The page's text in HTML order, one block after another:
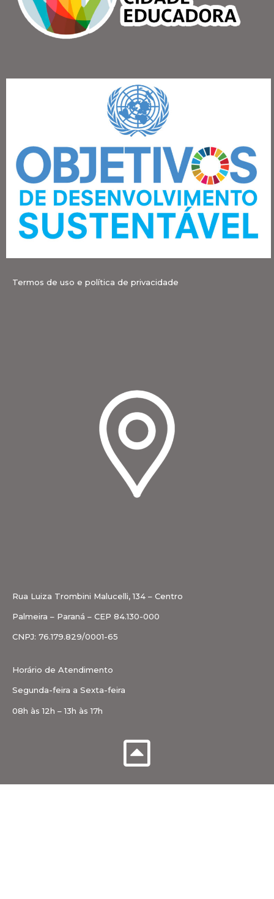
Termos de uso e política de privacidade
Rua Luiza Trombini Malucelli, 134 – Centro
Palmeira – Paraná – CEP 84.130-000
CNPJ: 76.179.829/0001-65
Horário de Atendimento
Segunda-feira a Sexta-feira
08h às 12h – 13h às 17h